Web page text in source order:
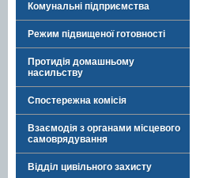
Комунальні підприємства
Режим підвищеної готовності
Протидія домашньому
насильству
Спостережна комісія
Взаємодія з органами місцевого
самоврядування
Відділ цивільного захисту